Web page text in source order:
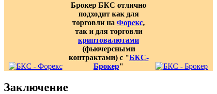
Брокер БКС отлично
подходит как для
торговли на Форекс,
так и для торговли
криптовалютами
(фьючерсными
контрактами) с "БКС-
Брокер"
Заключение